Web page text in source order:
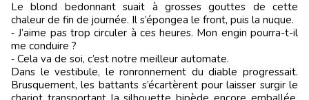
Le blond bedonnant suait à grosses gouttes de cette
chaleur de fin de journée. Il s’épongea le front, puis la nuque.
‑ J’aime pas trop circuler à ces heures. Mon engin pourra-t-il
me conduire ?
‑ Cela va de soi, c’est notre meilleur automate.
Dans le vestibule, le ronronnement du diable progressait.
Brusquement, les battants s’écartèrent pour laisser surgir le